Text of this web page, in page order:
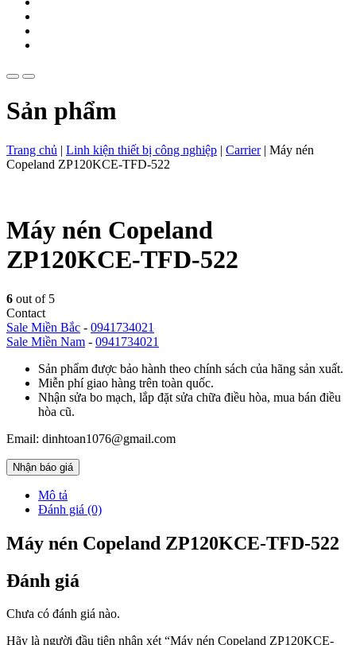
Sản phẩm
Trang chủ | Linh kiện thiết bị công nghiệp | Carrier| Máy nén
Copeland ZP120KCE-TFD-522
Máy nén Copeland
ZP120KCE-TFD-522
6 out of 5
Contact
Sale Miền Bắc - 0941734021
Sale Miền Nam - 0941734021
Sản phẩm được bảo hành theo chính sách của hãng sản xuất.
Miễn phí giao hàng trên toàn quốc.
Nhận sửa bo mạch, lắp đặt sửa chữa điều hòa, mua bán điều
hòa cũ.
Email: dinhtoan1076@gmail.com
Nhận báo giá
Mô tả
Đánh giá (0)
Máy nén Copeland ZP120KCE-TFD-522
Đánh giá
Chưa có đánh giá nào.
Hãy là người đầu tiên nhận xét “Máy nén Copeland ZP120KCE-